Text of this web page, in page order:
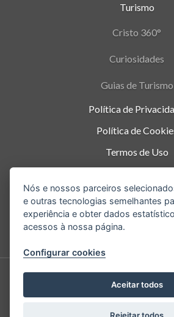
Turismo
Cristo 360°
Curiosidades
Guias de Turismo
Política de
Política de
Termos de Uso
Rio de Janeiro-RJ
Nós e nossos parceiros
e outras tecnologias semelhantes
experiência e obter dados
acessos à nossa página.
Configurar cookies
Aceitar todos
Rejeitar todos